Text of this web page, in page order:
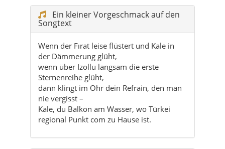
Ein kleiner Vorgeschmack auf den
Songtext
Wenn der Fırat leise flüstert und Kale in
der Dämmerung glüht,
wenn über Izollu langsam die erste
Sternenreihe glüht,
dann klingt im Ohr dein Refrain, den man
nie vergisst –
Kale, du Balkon am Wasser, wo Türkei
regional Punkt com zu Hause ist.